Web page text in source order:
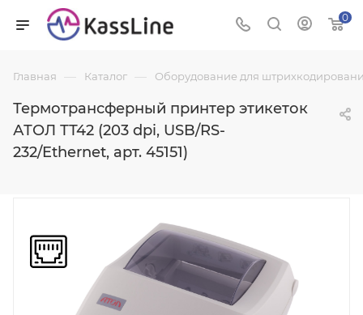
0
Главная — Каталог — Оборудование для
Термотрансферный принтер этикеток
АТОЛ ТТ42 (203 dpi, USB/RS-
232/Ethernet, арт. 45151)